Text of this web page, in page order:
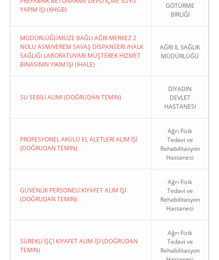
YAPIM İŞI (KHGB)
GÖTÜRME
BİRLİĞİ
MÜDÜRLÜĞÜMÜZE BAĞLI AĞRI MERKEZ 2
NOLU ASM/VEREM SAVAŞ DISPANSERI /HALK
SAĞLIĞI LABORATUVARI MÜŞTEREK HIZMET
BINASININ YIKIM İŞI (İHALE)
AĞRI İL SAĞLIK
MÜDÜRLÜĞÜ
SU SEBİLİ ALIMI (DOĞRUDAN TEMIN)
DİYADİN
DEVLET
HASTANESİ
PROFESYONEL AKÜLÜ EL ALETLERİ ALIM İŞİ
(DOĞRUDAN TEMIN)
Ağrı Fizik
Tedavi ve
Rehabilitasyon
Hastanesi
GÜVENLİK PERSONELİ KIYAFET ALIM İŞİ
(DOĞRUDAN TEMIN)
Ağrı Fizik
Tedavi ve
Rehabilitasyon
Hastanesi
SÜREKLİ İŞÇİ KIYAFET ALIM İŞİ (DOĞRUDAN
TEMIN)
Ağrı Fizik
Tedavi ve
Rehabilitasyon